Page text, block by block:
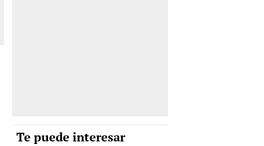
Te puede interesar